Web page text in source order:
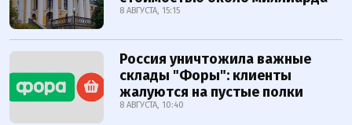
8 АВГУСТА, 15:15
Россия уничтожила важные
склады "Форы": клиенты
жалуются на пустые полки
8 АВГУСТА, 10:40